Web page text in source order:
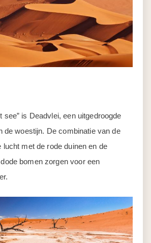
see” is Deadvlei, een uitgedroogde
de woestijn. De combinatie van de
met de rode duinen en de
bomen zorgen voor een